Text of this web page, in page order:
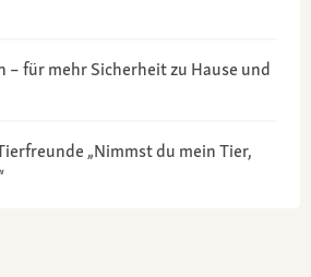
– für mehr Sicherheit zu Hause und
„Nimmst du mein Tier,